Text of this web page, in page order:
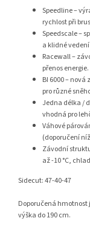
Speedline –
rychlost při
Speedscale –
a klidné vedení
Racewall –
přenos energie.
BI 6000 –
pro různé
Jedna délka /
vhodná pro
Váhové
(doporučení
Závodní
až -10 °C,
Sidecut: 47-40-47
Doporučená hmotnost
výška do 190 cm.